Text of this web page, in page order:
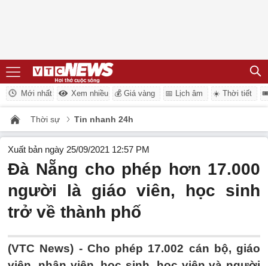
Mới nhất Xem nhiều 💰 Giá vàng 📅 Lịch âm ☀️ Thời tiết
Thời sự Tin nhanh 24h
Xuất bản ngày 25/09/2021 12:57 PM
Đà Nẵng cho phép hơn 17.000
người là giáo viên, học sinh
trở về thành phố
(VTC News) - Cho phép 17.002 cán bộ, giáo